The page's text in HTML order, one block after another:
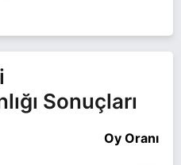
Sonuçları
Oy Oranı